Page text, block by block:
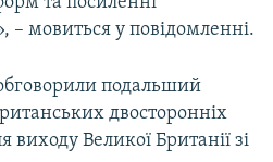
– мовиться у повідомленні.
подальший
двосторонніх
виходу Великої Британії зі